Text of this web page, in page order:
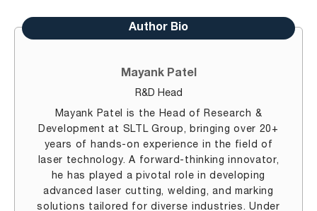
Author Bio
Mayank Patel
R&D Head
Mayank Patel is the Head of Research &
Development at SLTL Group, bringing over 20+
years of hands-on experience in the field of
laser technology. A forward-thinking innovator,
he has played a pivotal role in developing
advanced laser cutting, welding, and marking
solutions tailored for diverse industries. Under